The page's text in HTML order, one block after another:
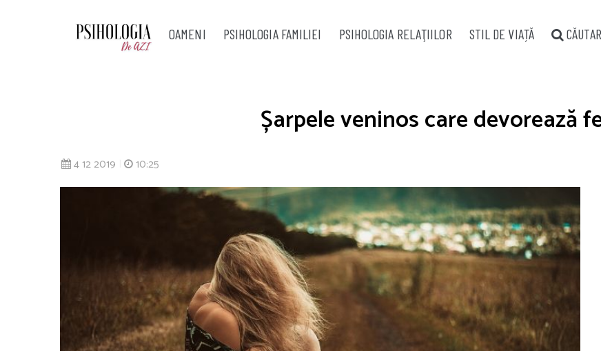
OAMENI PSIHOLOGIA FAMILIEI PSIHOLOGIA RELAŢIILOR STIL DE VIAȚĂ
Șarpele veninos care devorează
4 12 2019 10:25